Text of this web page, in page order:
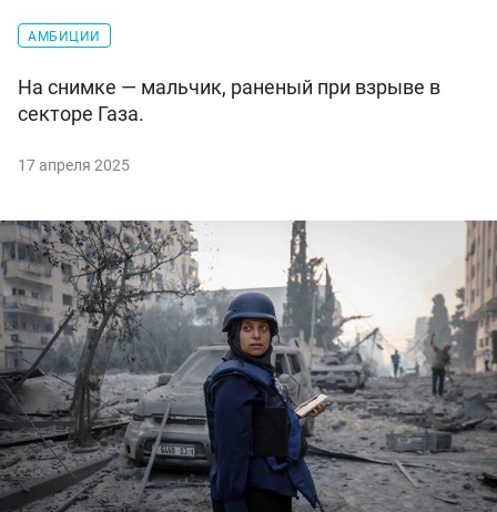
АМБИЦИИ
На снимке — мальчик, раненый при взрыве в
секторе Газа.
17 апреля 2025